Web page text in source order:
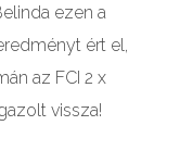
ezen a
ért el,
az FCI 2 x
vissza!